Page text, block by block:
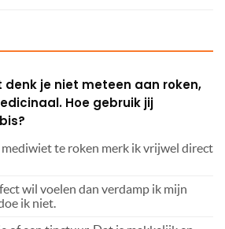
denk je niet meteen aan roken,
Hoe gebruik jij
te roken merk ik vrijwel direct
wil voelen dan verdamp ik mijn
ik niet.